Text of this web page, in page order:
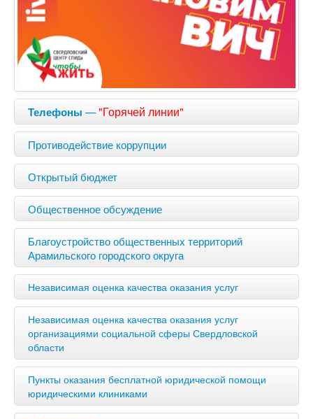
Телефоны —"Горячей линии"
Противодействие коррупции
Открытый бюджет
Общественное обсуждение
Благоустройство общественных территорий
Арамильского городского округа
Независимая оценка качества оказания услуг
Независимая оценка качества оказания услуг
организациями социальной сферы Свердловской
области
Пункты оказания бесплатной юридической помощи
юридическими клиниками